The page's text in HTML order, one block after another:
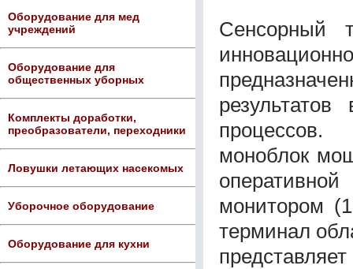
Оборудование для мед
учреждений
Оборудование для
общественных уборных
Комплекты доработки,
преобразователи, переходники
Ловушки летающих насекомых
Уборочное оборудование
Оборудование для кухни
Сенсорный
процессов.
моноблок
монитором
терминал